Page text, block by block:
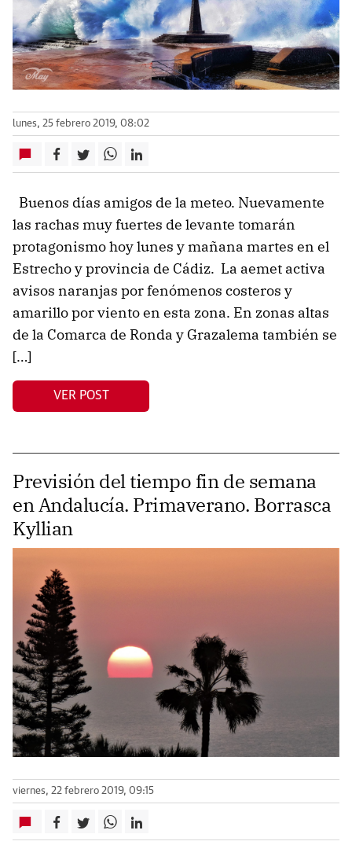
lunes, 25 febrero 2019, 08:02
Buenos días amigos de la meteo. Nuevamente
las rachas muy fuertes de levante tomarán
protagonismo hoy lunes y mañana martes en el
Estrecho y provincia de Cádiz. La aemet activa
avisos naranjas por fenómenos costeros y
amarillo por viento en esta zona. En zonas altas
de la Comarca de Ronda y Grazalema también se
[…]
VER POST
Previsión del tiempo fin de semana
en Andalucía. Primaverano. Borrasca
Kyllian
viernes, 22 febrero 2019, 09:15